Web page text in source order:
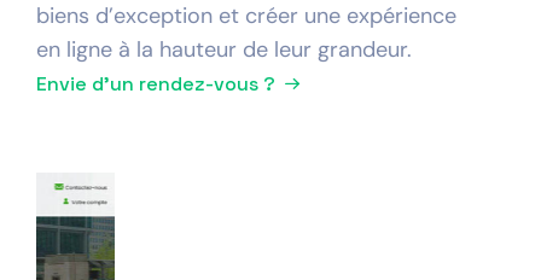
biens d’exception et créer une expérience
en ligne à la hauteur de leur grandeur.
Envie d'un rendez-vous ?